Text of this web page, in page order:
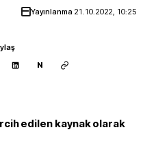
Yayınlanma 21.10.2022, 10:25
N
edilen kaynak olarak